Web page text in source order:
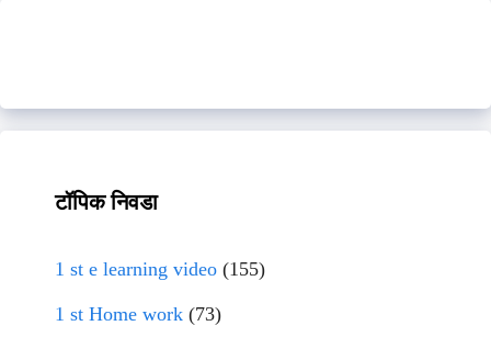
टॉपिक निवडा
1 st e learning video (155)
1 st Home work (73)